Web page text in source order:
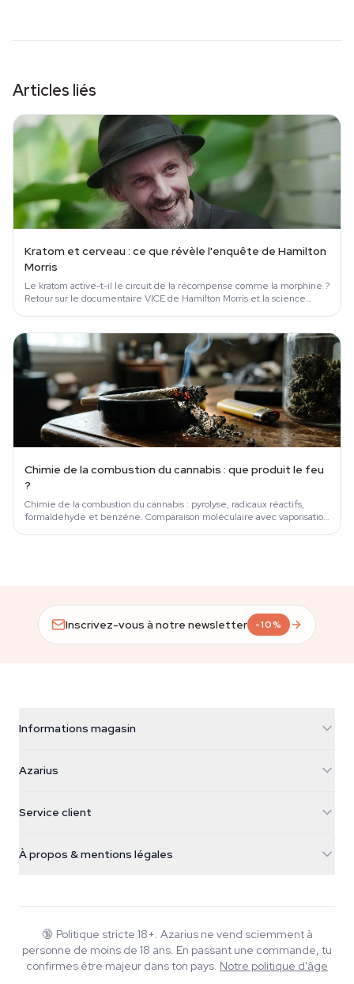
Articles liés
Kratom et cerveau : ce que révèle l'enquête de Hamilton
Morris
Le kratom active-t-il le circuit de la récompense comme la morphine ?
Retour sur le documentaire VICE de Hamilton Morris et la science
Chimie de la combustion du cannabis : que produit le feu
?
Chimie de la combustion du cannabis : pyrolyse, radicaux réactifs,
formaldéhyde et benzène. Comparaison moléculaire avec vaporisation
Inscrivez-vous à notre newsletter -10%
Informations magasin
Galvaniweg 11
Nederland
+31(0)204897914
Azarius
Smokeshop
Service client
Politique de retour
Politique de confidentialité
À propos & mentions légales
Wiki
Musique
🔞 Politique stricte 18+. Azarius ne vend sciemment à
personne de moins de 18 ans. En passant une commande, tu
confirmes être majeur dans ton pays. Notre politique d'âge